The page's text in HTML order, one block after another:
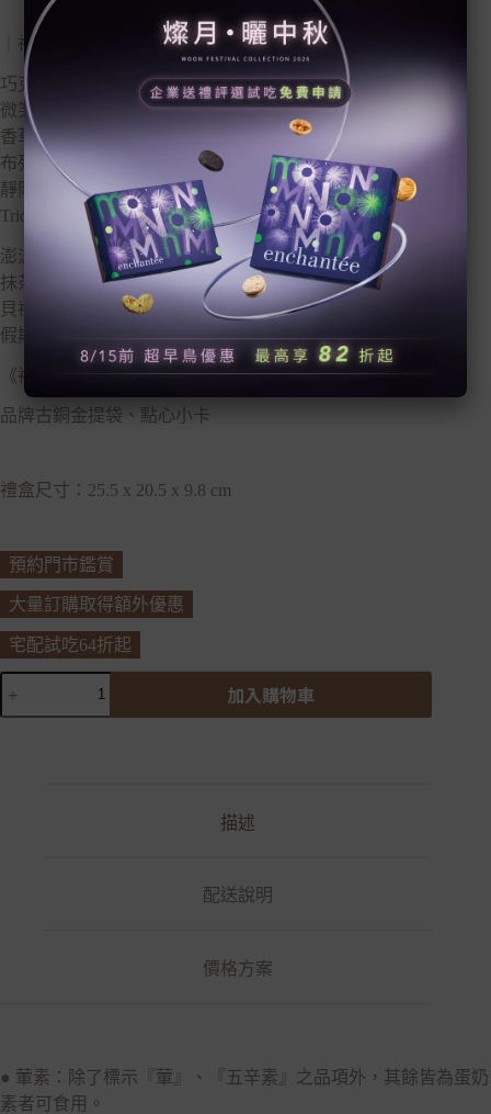
｜禮盒內容 – 16入｜
巧克力鹽之花×2
微笑吧。黑糖海鹽酥餅×2
香草抹茶沙布蕾×2
布列塔尼酥餅×2
靜岡焙茶白巧克力厚餅×2
Trio 檸檬三重奏×2
澎派焦糖堅果塔×1
抹茶小藍莓費南雪×1
貝禮詩奶酒瑪德蓮×1
假期伯爵茶檸檬磅蛋糕×1
《禮盒配件》
品牌古銅金提袋、點心小卡
禮盒尺寸：25.5 x 20.5 x 9.8 cm
預約門市鑑賞
大量訂購取得額外優惠
宅配試吃64折起
加入購物車
描述
配送說明
價格方案
● 葷素：除了標示『葷』、『五辛素』之品項外，其餘皆為蛋奶
素者可食用。